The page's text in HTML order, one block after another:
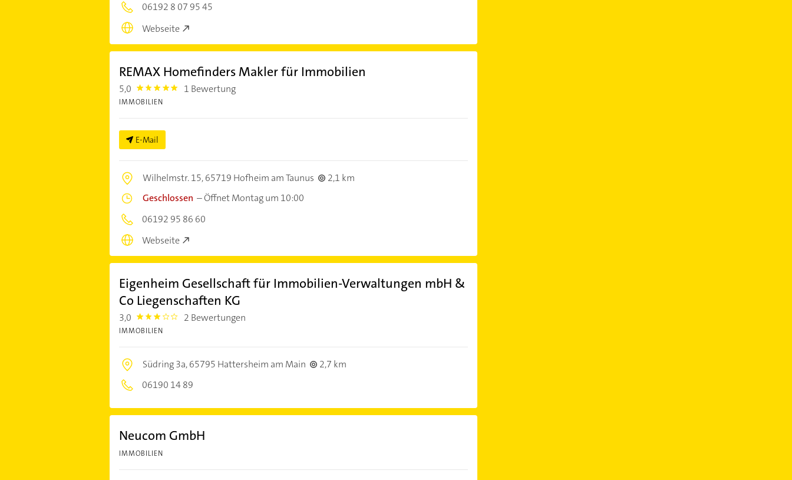
06192 8 07 95 45
Webseite
REMAX Homefinders Makler für Immobilien
5,0 5.0 1 Bewertung
IMMOBILIEN
E-Mail
Wilhelmstr. 15,65719 Hofheim am Taunus
2,1 km
Geschlossen –Öffnet Montag um 10:00
06192 95 86 60
Webseite
Eigenheim Gesellschaft für Immobilien-Verwaltungen mbH &
Co Liegenschaften KG
3,0 3.0 2 Bewertungen
IMMOBILIEN
Südring 3a,65795 Hattersheim am Main
2,7 km
06190 14 89
Neucom GmbH
IMMOBILIEN